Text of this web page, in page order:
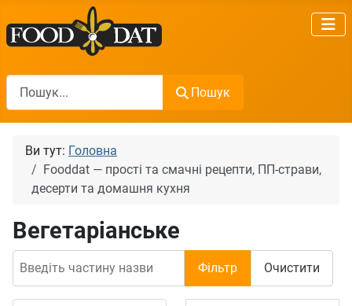
Пошук
Пошук
Ви тут: Головна
Fooddat — прості та смачні рецепти, ПП-страви,
десерти та домашня кухня
Вегетаріанське
Фільтр Очистити